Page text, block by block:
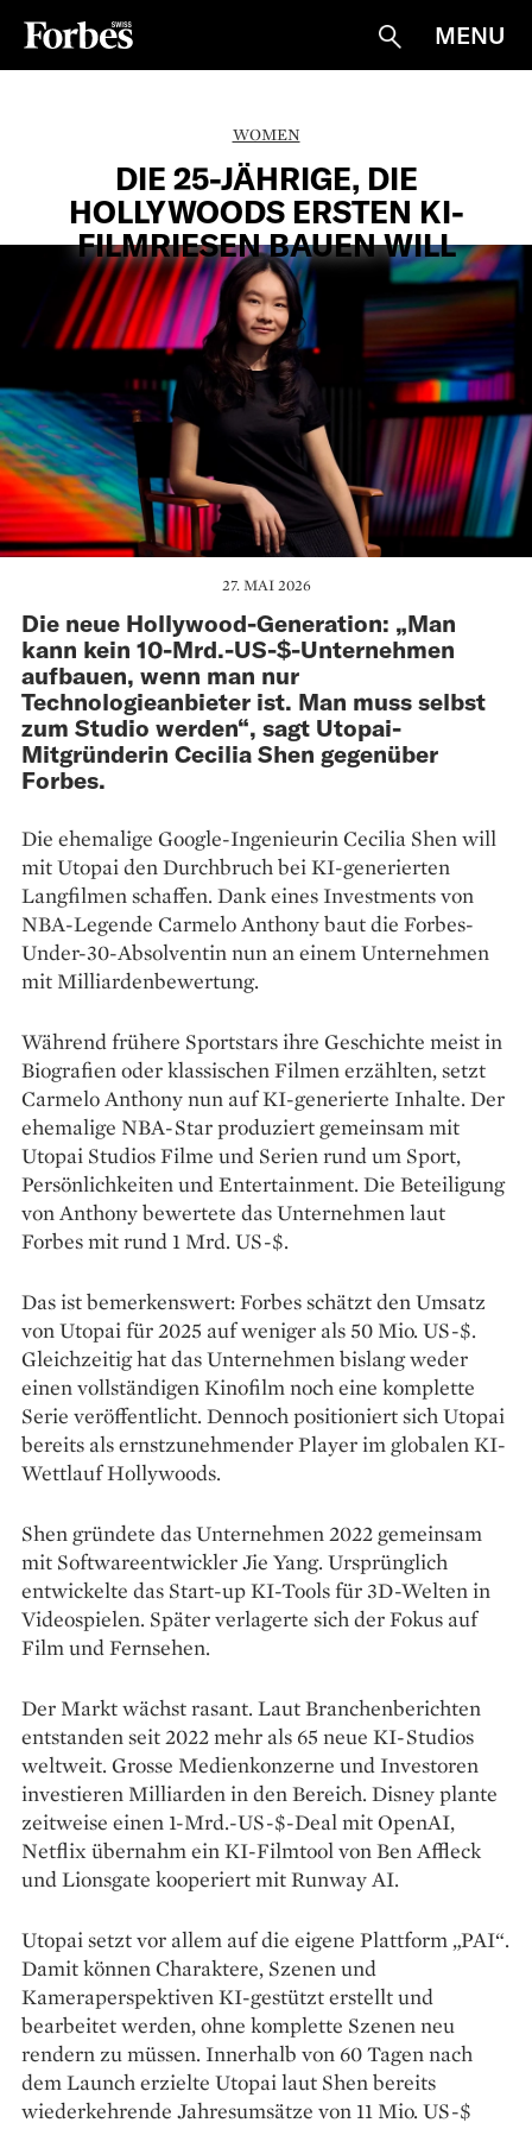
Suche
MENU
WOMEN
DIE 25-JÄHRIGE, DIE
HOLLYWOODS ERSTEN KI-
FILMRIESEN BAUEN WILL
27. MAI 2026
Die neue Hollywood-Generation: „Man
kann kein 10-Mrd.-US-$-Unternehmen
aufbauen, wenn man nur
Technologieanbieter ist. Man muss selbst
zum Studio werden“, sagt Utopai-
Mitgründerin Cecilia Shen gegenüber
Forbes.
Die ehemalige Google-Ingenieurin Cecilia Shen will
mit Utopai den Durchbruch bei KI-generierten
Langfilmen schaffen. Dank eines Investments von
NBA-Legende Carmelo Anthony baut die Forbes-
Under-30-Absolventin nun an einem Unternehmen
mit Milliardenbewertung.
Während frühere Sportstars ihre Geschichte meist in
Biografien oder klassischen Filmen erzählten, setzt
Carmelo Anthony nun auf KI-generierte Inhalte. Der
ehemalige NBA-Star produziert gemeinsam mit
Utopai Studios Filme und Serien rund um Sport,
Persönlichkeiten und Entertainment. Die Beteiligung
von Anthony bewertete das Unternehmen laut
Forbes mit rund 1 Mrd. US-$.
Das ist bemerkenswert: Forbes schätzt den Umsatz
von Utopai für 2025 auf weniger als 50 Mio. US-$.
Gleichzeitig hat das Unternehmen bislang weder
einen vollständigen Kinofilm noch eine komplette
Serie veröffentlicht. Dennoch positioniert sich Utopai
bereits als ernstzunehmender Player im globalen KI-
Wettlauf Hollywoods.
Shen gründete das Unternehmen 2022 gemeinsam
mit Softwareentwickler Jie Yang. Ursprünglich
entwickelte das Start-up KI-Tools für 3D-Welten in
Videospielen. Später verlagerte sich der Fokus auf
Film und Fernsehen.
Der Markt wächst rasant. Laut Branchenberichten
entstanden seit 2022 mehr als 65 neue KI-Studios
weltweit. Grosse Medienkonzerne und Investoren
investieren Milliarden in den Bereich. Disney plante
zeitweise einen 1-Mrd.-US-$-Deal mit OpenAI,
Netflix übernahm ein KI-Filmtool von Ben Affleck
und Lionsgate kooperiert mit Runway AI.
Utopai setzt vor allem auf die eigene Plattform „PAI“.
Damit können Charaktere, Szenen und
Kameraperspektiven KI-gestützt erstellt und
bearbeitet werden, ohne komplette Szenen neu
rendern zu müssen. Innerhalb von 60 Tagen nach
dem Launch erzielte Utopai laut Shen bereits
wiederkehrende Jahresumsätze von 11 Mio. US-$